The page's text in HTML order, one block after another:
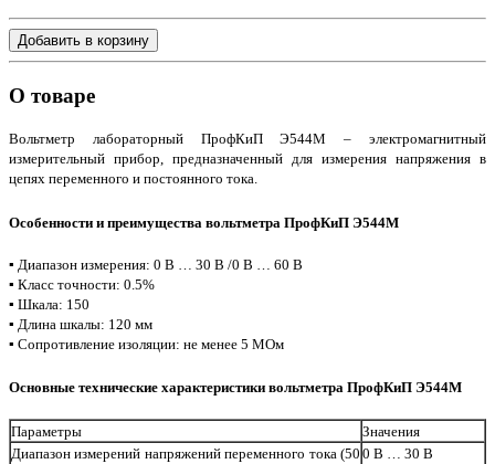
Добавить в корзину
О товаре
Вольтметр лабораторный ПрофКиП Э544М – электромагнитный
измерительный прибор, предназначенный для измерения напряжения в
цепях переменного и постоянного тока.
Особенности и преимущества вольтметра ПрофКиП Э544М
▪ Диапазон измерения: 0 В … 30 В /0 В … 60 В
▪ Класс точности: 0.5%
▪ Шкала: 150
▪ Длина шкалы: 120 мм
▪ Сопротивление изоляции: не менее 5 МОм
Основные технические характеристики вольтметра ПрофКиП Э544М
Параметры
Значения
Диапазон измерений напряжений переменного тока (50 0 В … 30 В